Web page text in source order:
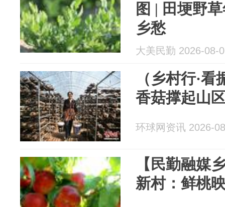
图 | 田埂野
乡愁
大美民勤 2026-08-
（乡村行·
香菇撑起山
环球网资讯 2026-
【民勤融媒
新村：鲜桃